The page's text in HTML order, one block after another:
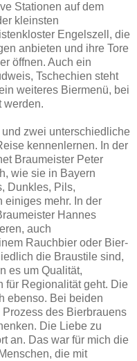
Stationen auf dem
kleinsten
Engelszell, die
anbieten und ihre Tore
öffnen. Auch ein
Tschechien steht
weiteres Biermenü, bei
werden.
zwei unterschiedliche
kennenlernen. In der
Braumeister Peter
wie sie in Bayern
Dunkles, Pils,
mehr. In der
Hannes
auch
Rauchbier oder Bier-
die Braustile sind,
es um Qualität,
für Regionalität geht. Die
ebenso. Bei beiden
des Bierbrauens
Die Liebe zu
an. Das war für mich die
die mit